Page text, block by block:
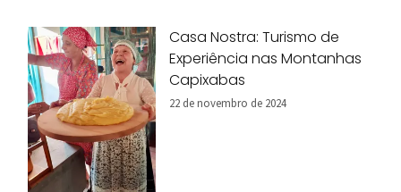
Casa Nostra: Turismo de
Experiência nas Montanhas
Capixabas
22 de novembro de 2024